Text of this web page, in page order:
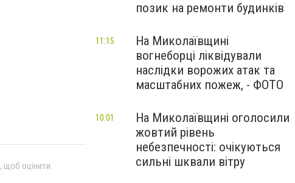
, щоб оцінити
позик на ремонти будинків
На Миколаївщині
вогнеборці ліквідували
наслідки ворожих атак та
масштабних пожеж, - ФОТО
11:15
На Миколаївщині оголосили
жовтий рівень
небезпечності: очікуються
сильні шквали вітру
10:01